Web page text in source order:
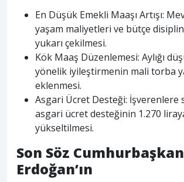
En Düşük Emekli Maaşı Artışı:
yaşam maliyetleri ve bütçe
yukarı çekilmesi.
Kök Maaş Düzenlemesi: Aylığı
yönelik iyileştirmenin mali torba
eklenmesi.
Asgari Ücret Desteği: İşverenlere
asgari ücret desteğinin 1.270
yükseltilmesi.
Son Söz
Erdoğan’ın